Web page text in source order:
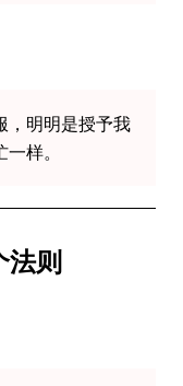
，明明是授予我
样。
则